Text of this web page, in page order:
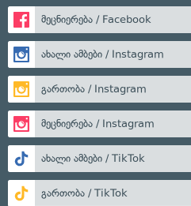
მეცნიერება / Facebook
ახალი ამბები / Instagram
გართობა / Instagram
მეცნიერება / Instagram
ახალი ამბები / TikTok
გართობა / TikTok